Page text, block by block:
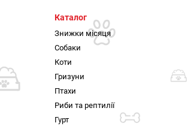
Каталог
Знижки місяця
Собаки
Коти
Гризуни
Птахи
Риби та рептилії
Гурт